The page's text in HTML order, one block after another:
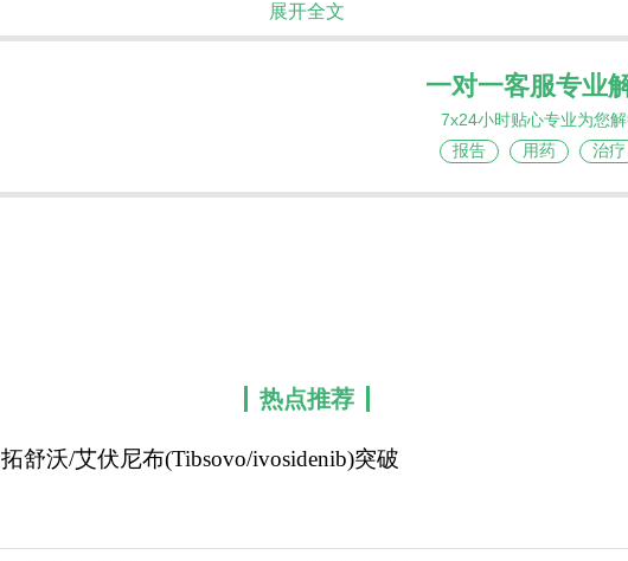
展开全文
一对一客服专业
7x24小时贴心专业为您
报告
用药 治疗
热点推荐
拓舒沃/艾伏尼布(Tibsovo/ivosidenib)突破